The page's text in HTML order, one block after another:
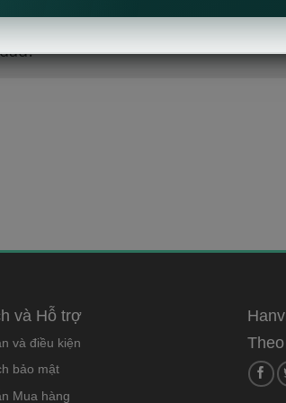
và Hỗ trợ
và điều kiện
bảo mật
Mua hàng